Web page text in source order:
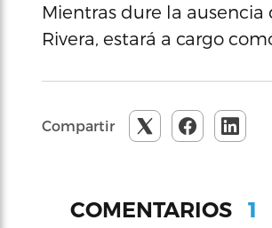
Mientras dure la
Rivera, estará a cargo
Compartir
COMENTARIOS 1